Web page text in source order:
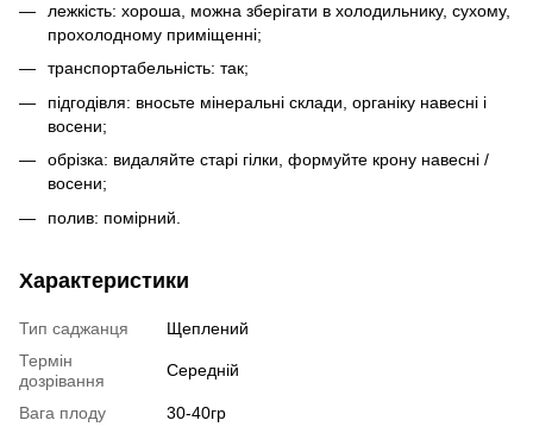
лежкість: хороша, можна зберігати в холодильнику, сухому,
прохолодному приміщенні;
транспортабельність: так;
підгодівля: вносьте мінеральні склади, органіку навесні і
восени;
обрізка: видаляйте старі гілки, формуйте крону навесні /
восени;
полив: помірний.
Характеристики
Тип саджанця
Щеплений
Термін
дозрівання
Середній
Вага плоду
30-40гр